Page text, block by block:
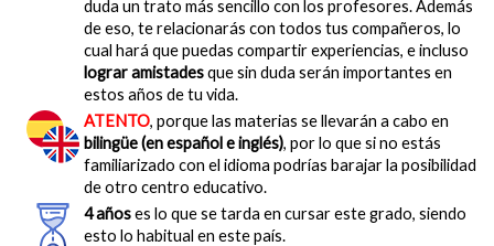
duda un trato más sencillo con los profesores. Además
de eso, te relacionarás con todos tus compañeros, lo
cual hará que puedas compartir experiencias, e incluso
lograr amistadesque sin duda serán importantes en
estos años de tu vida.
ATENTO, porque las materias se llevarán a cabo en
bilingüe (en español e inglés), por lo que si no estás
familiarizado con el idioma podrías barajar la posibilidad
de otro centro educativo.
4 añoses lo que se tarda en cursar este grado, siendo
esto lo habitual en este país.